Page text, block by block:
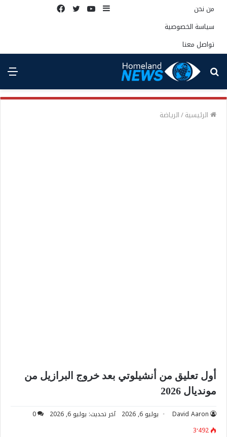
من نحن
سياسة الخصوصية
تواصل معنا
إضافة يوتيوبتويتر
بحث
عن
الرئيسية/الرياضة
أول تعليق من أنشيلوتي بعد خروج البرازيل من
مونديال 2026
David Aaron يوليو 6, 2026 آخر تحديث: يوليو 6, 2026
0
3٬492